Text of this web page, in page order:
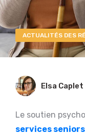
ACTUALITÉS DES
Elsa Caplet
Le soutien
services seniors